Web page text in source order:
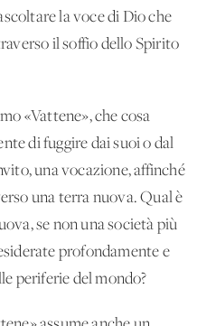
la voce di Dio che
il soffio dello Spirito
«Vattene», che cosa
di fuggire dai suoi o dal
una vocazione, affinché
una terra nuova. Qual è
se non una società più
profondamente e
periferie del mondo?